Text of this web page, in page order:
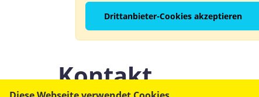
Sie haben jederzeit das Recht,
personenbezogenen Daten zu
Einschränkung der Verarbeitung
Drittanbieter-Cookies akzeptieren
Kontakt